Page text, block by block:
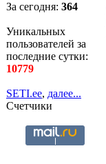
За сегодня: 364
Уникальных
пользователей за
последние сутки:
10779
SETI.ee, далее...
Счетчики